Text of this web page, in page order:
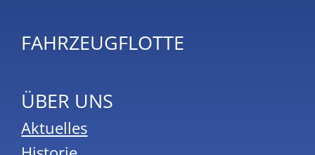
FAHRZEUGFLOTTE
ÜBER UNS
Aktuelles